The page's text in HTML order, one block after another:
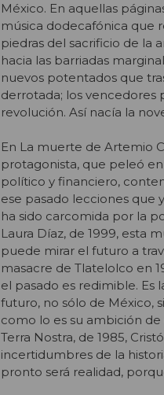
México. En aquellas
música dodecafónica que
piedras del sacrificio de la
hacia las barriadas
nuevos potentados que
derrotada; los vencedores
revolución. Así nacía la
En La muerte de Artemio
protagonista, que peleó
político y financiero,
ese pasado lecciones que
ha sido carcomida por la
Laura Díaz, de 1999, esta
puede mirar el futuro a
masacre de Tlatelolco en
el pasado es redimible. Es
futuro, no sólo de México,
como lo es su ambición
Terra Nostra, de 1985,
incertidumbres de la
pronto será realidad,